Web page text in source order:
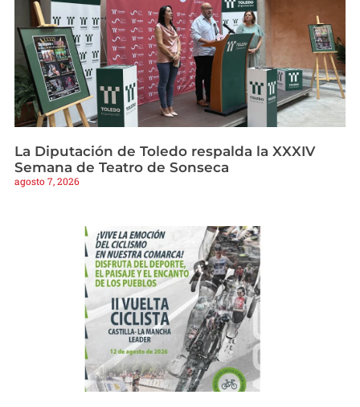
La Diputación de Toledo respalda la XXXIV
Semana de Teatro de Sonseca
agosto 7, 2026